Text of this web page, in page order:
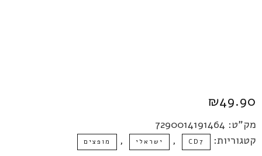
₪49.90
מק"ט: 7290014191464
קטגוריות:
CD7
, ישראלי , מופצים